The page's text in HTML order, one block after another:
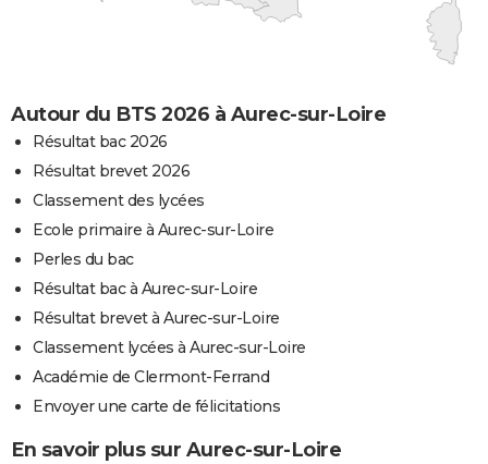
Autour du BTS 2026 à Aurec-sur-Loire
Résultat bac 2026
Résultat brevet 2026
Classement des lycées
Ecole primaire à Aurec-sur-Loire
Perles du bac
Résultat bac à Aurec-sur-Loire
Résultat brevet à Aurec-sur-Loire
Classement lycées à Aurec-sur-Loire
Académie de Clermont-Ferrand
Envoyer une carte de félicitations
En savoir plus sur Aurec-sur-Loire